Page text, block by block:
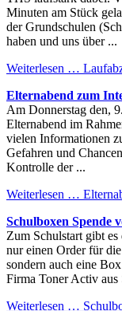
Minuten am Stück
der Grundschulen
haben und uns über ...
Weiterlesen …
Elternabend zum
Am Donnerstag den,
Elternabend im
vielen Informationen
Gefahren und
Kontrolle der ...
Weiterlesen …
Schulboxen Spende
Zum Schulstart gibt
nur einen Order für
sondern auch eine
Firma Toner Activ aus
Weiterlesen …